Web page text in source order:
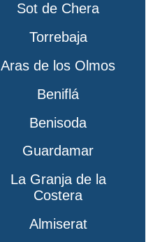
Sot de Chera
Torrebaja
Aras de los Olmos
Beniflá
Benisoda
Guardamar
La Granja de la
Costera
Almiserat